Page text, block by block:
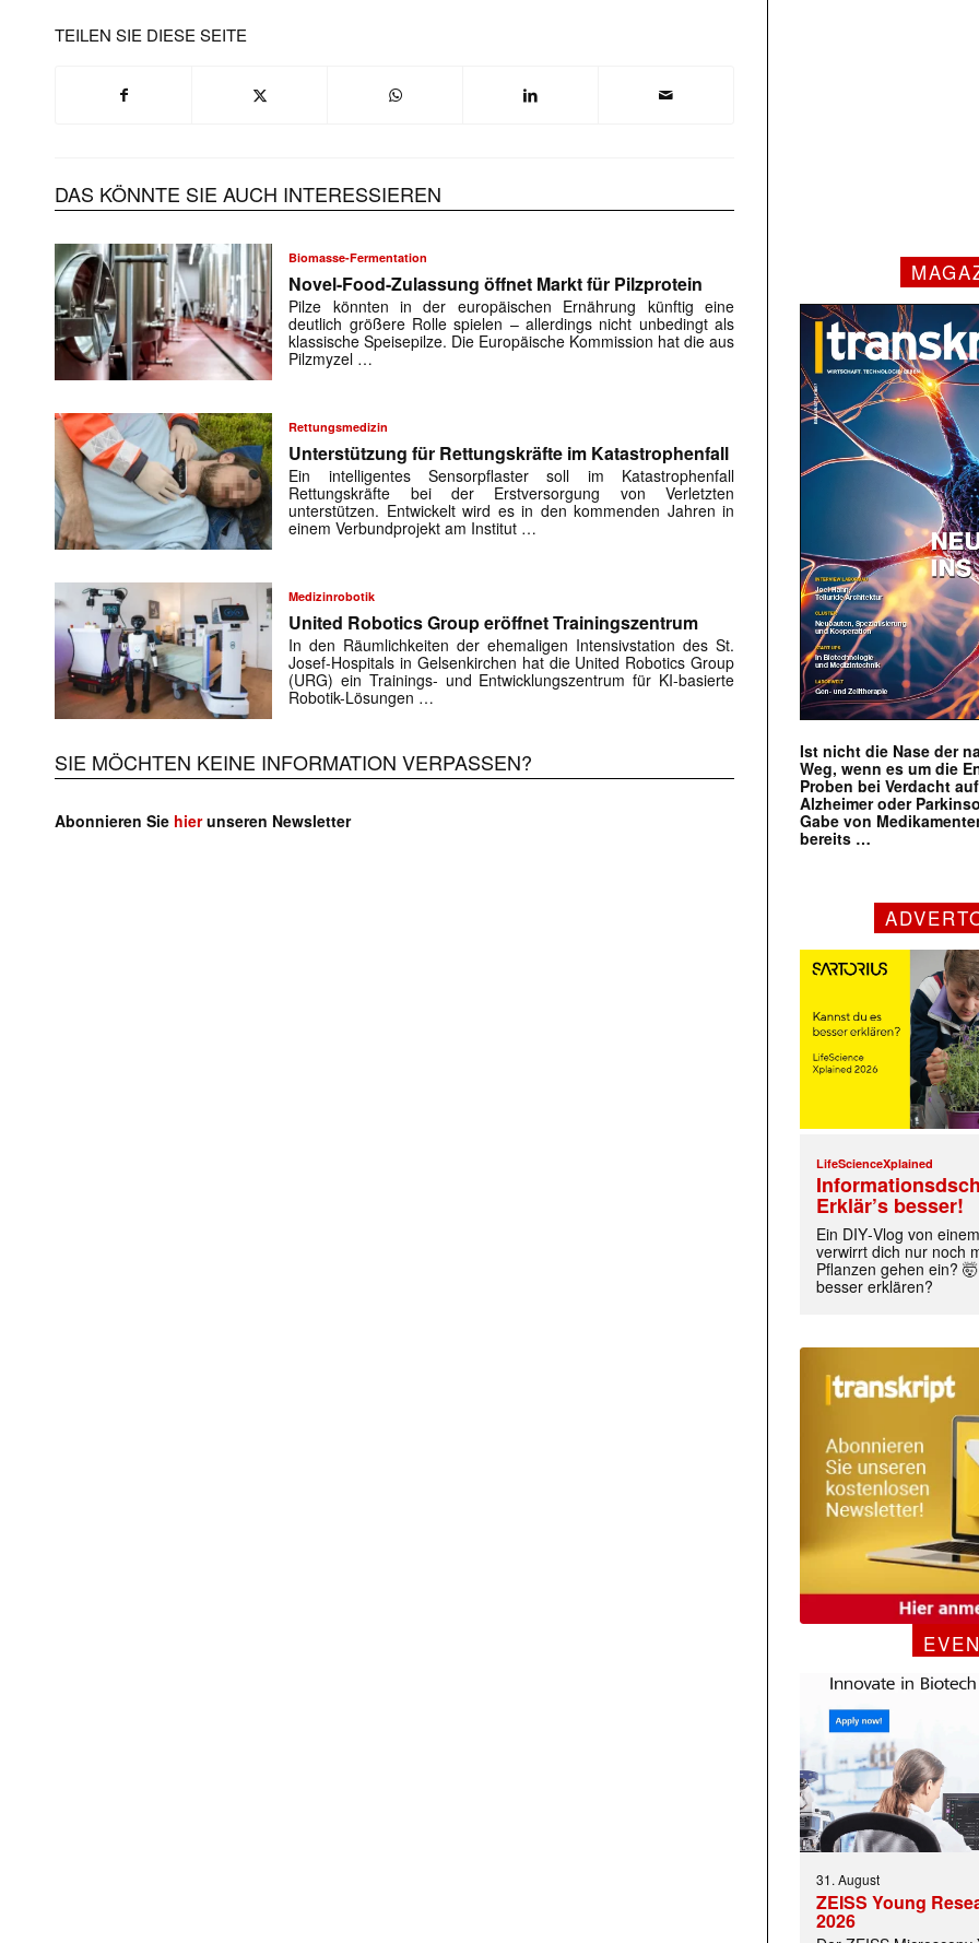
TEILEN SIE DIESE SEITE
DAS KÖNNTE SIE AUCH INTERESSIEREN
Biomasse-Fermentation
Novel-Food-Zulassung öffnet Markt für Pilzprotein
Pilze könnten in der europäischen Ernährung künftig eine
deutlich größere Rolle spielen – allerdings nicht unbedingt als
klassische Speisepilze. Die Europäische Kommission hat die aus
Pilzmyzel …
Rettungsmedizin
Unterstützung für Rettungskräfte im Katastrophenfall
Ein intelligentes Sensorpflaster soll im Katastrophenfall
Rettungskräfte bei der Erstversorgung von Verletzten
unterstützen. Entwickelt wird es in den kommenden Jahren in
einem Verbundprojekt am Institut …
Medizinrobotik
United Robotics Group eröffnet Trainingszentrum
In den Räumlichkeiten der ehemaligen Intensivstation des St.
Josef-Hospitals in Gelsenkirchen hat die United Robotics Group
(URG) ein Trainings- und Entwicklungszentrum für KI-basierte
Robotik-Lösungen …
SIE MÖCHTEN KEINE INFORMATION VERPASSEN?
Abonnieren Sie hierunseren Newsletter
Ist nicht die Nase der
Weg, wenn es um die
Proben bei Verdacht
Alzheimer oder
Gabe von
bereits …
LifeScienceXplained
Erklär’s besser!
Ein DIY‑Vlog von
verwirrt dich nur noch
Pflanzen gehen ein?
besser erklären?
31. August
ZEISS Young
2026